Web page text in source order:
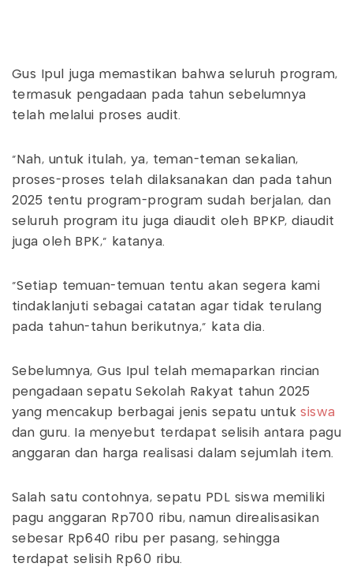
Gus Ipul juga memastikan bahwa seluruh program,
termasuk pengadaan pada tahun sebelumnya
telah melalui proses audit.
“Nah, untuk itulah, ya, teman-teman sekalian,
proses-proses telah dilaksanakan dan pada tahun
2025 tentu program-program sudah berjalan, dan
seluruh program itu juga diaudit oleh BPKP, diaudit
juga oleh BPK," katanya.
"Setiap temuan-temuan tentu akan segera kami
tindaklanjuti sebagai catatan agar tidak terulang
pada tahun-tahun berikutnya,” kata dia.
Sebelumnya, Gus Ipul telah memaparkan rincian
pengadaan sepatu Sekolah Rakyat tahun 2025
yang mencakup berbagai jenis sepatu untuksiswa
dan guru. Ia menyebut terdapat selisih antara pagu
anggaran dan harga realisasi dalam sejumlah item.
Salah satu contohnya, sepatu PDL siswa memiliki
pagu anggaran Rp700 ribu, namun direalisasikan
sebesar Rp640 ribu per pasang, sehingga
terdapat selisih Rp60 ribu.